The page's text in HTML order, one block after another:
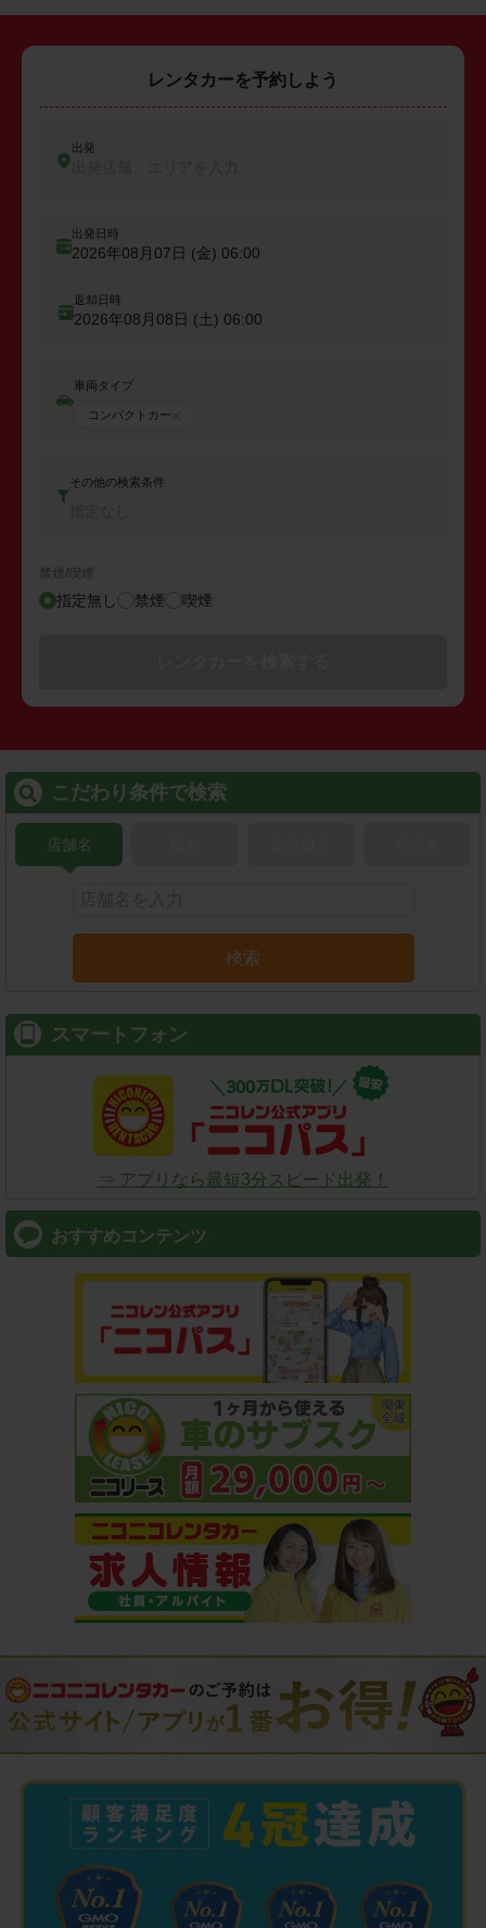
レンタカーを予約しよう
出発
出発日時
2026年08月07日 (金) 06:00
返却日時
2026年08月08日 (土) 06:00
車両タイプ
コンパクトカー
その他の検索条件
禁煙/喫煙
指定無し 禁煙 喫煙
こだわり条件で検索
店舗名
検索
スマートフォン
⇒ アプリなら最短3分スピード出発！
おすすめコンテンツ